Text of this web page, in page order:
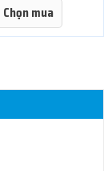
Chọn mua